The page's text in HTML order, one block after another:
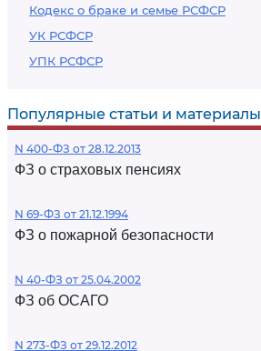
Кодекс о браке и семье РСФСР
УК РСФСР
УПК РСФСР
Популярные статьи и материалы
N 400-ФЗ от 28.12.2013
ФЗ о страховых пенсиях
N 69-ФЗ от 21.12.1994
ФЗ о пожарной безопасности
N 40-ФЗ от 25.04.2002
ФЗ об ОСАГО
N 273-ФЗ от 29.12.2012